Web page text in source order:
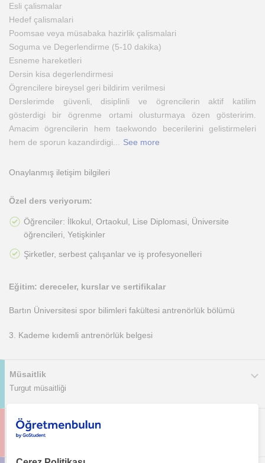
Esli çalismalar
Hedef çalismalari
Poomsae veya müsabaka hazirlik çalismalari
Soguma ve Degerlendirme (5-10 dakika)
Esneme hareketleri
Dersin kisa degerlendirmesi
Ögrencilere bireysel geri bildirim verilmesi
Derslerimde güvenli, disiplinli ve ögrencilerin aktif katilim
gösterdigi bir ögrenme ortami olusturmaya özen gösteririm.
Amacim ögrencilerin hem taekwondo becerilerini gelistirmeleri
hem de sporun kazandirdigi
See more
Onaylanmış iletişim bilgileri
Özel ders veriyorum:
Öğrenciler: İlkokul, Ortaokul, Lise Diplomasi, Üniversite
öğrencileri, Yetişkinler
Şirketler, serbest çalışanlar ve iş profesyonelleri
Eğitim: dereceler, kurslar ve sertifikalar
Bartın Üniversitesi spor bilimleri fakültesi antrenörlük bölümü
3. Kademe kıdemli antrenörlük belgesi
Müsaitlik
Turgut müsaitliği
Turgut Yagcioglu nerede öğretmenlik yapıyor?
Turgut'in öğretmenlik yaptığı yerler